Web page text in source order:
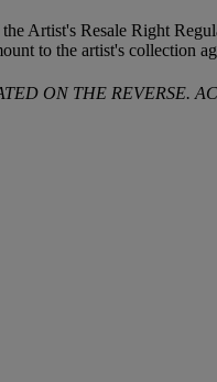
Artist's Resale Right
to the artist's collection
ON THE REVERSE.